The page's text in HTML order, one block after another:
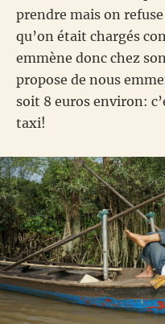
prendre mais on
qu’on était chargés
emmène donc chez
propose de nous
soit 8 euros environ:
taxi!